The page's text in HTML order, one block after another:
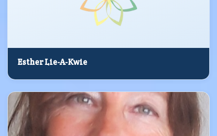
Esther Lie-A-Kwie